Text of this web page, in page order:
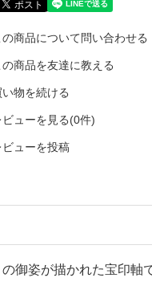
の商品について問い合わせる
の商品を友達に教える
い物を続ける
ビューを見る(0件)
ビューを投稿
御姿が描かれた宝印軸